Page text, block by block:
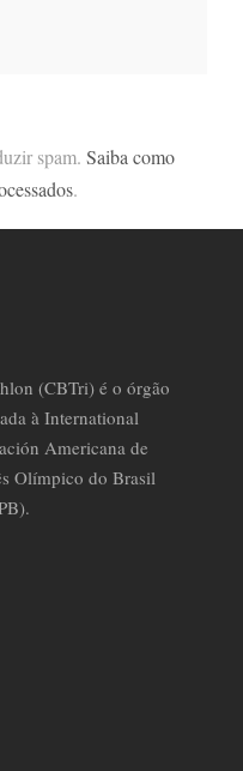
spam. Saiba como
.
(CBTri) é o órgão
à International
Americana de
Olímpico do Brasil